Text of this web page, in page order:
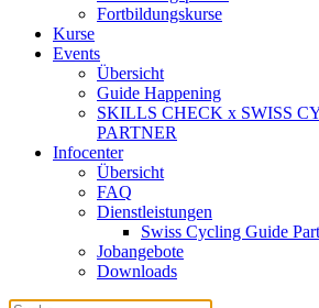
Fortbildungskurse
Kurse
Events
Übersicht
Guide Happening
SKILLS CHECK x SWISS
PARTNER
Infocenter
Übersicht
FAQ
Dienstleistungen
Swiss Cycling Guide
Jobangebote
Downloads